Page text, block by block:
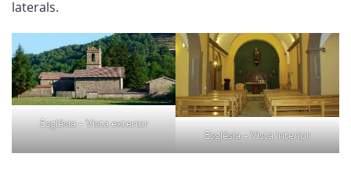
laterals.
Església – Vista exterior
Església – Vista interior